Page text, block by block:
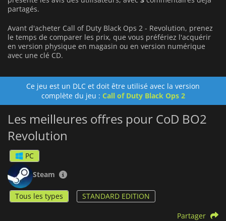
partagés.
Avant d'acheter Call of Duty Black Ops 2 - Revolution, prenez
le temps de comparer les prix, que vous préfériez l'acquérir
en version physique en magasin ou en version numérique
avec une clé CD.
Ce jeu est un DLC et doit être utilisé avec la version
complète du jeu : Call of Duty Black Ops 2
Les meilleures offres pour CoD BO2
Revolution
PC
Steam
Tous les types STANDARD EDITION
Partager